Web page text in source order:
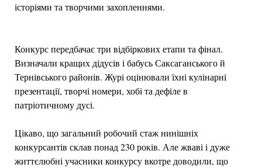
історіями та творчими захопленнями.
Конкурс передбачає три відбіркових етапи та фінал.
Визначали кращих дідусів і бабусь Саксаганського й
Тернівського районів. Журі оцінювали їхні кулінарні
презентації, творчі номери, хобі та дефіле в
патріотичному дусі.
Цікаво, що загальний робочий стаж нинішніх
конкурсантів склав понад 230 років. Але жваві і дуже
життєлюбні учасники конкурсу вкотре доводили, що